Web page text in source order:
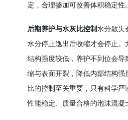
定，合理掺加可改善体积稳定性。
后期养护与水灰比控制水分散失
水分停止逸出后收缩才会停止
结构强度较低，养护不到位会
缩与表面开裂，降低内部结构
比的控制至关重要，只有科学
性能稳定、质量合格的泡沫混凝